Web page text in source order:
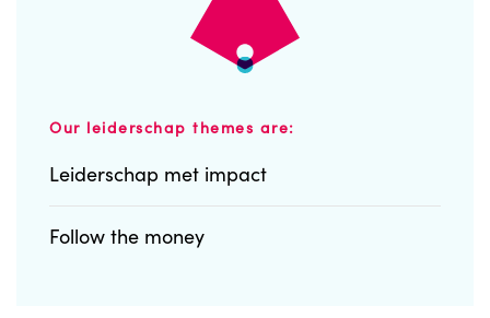
Our leiderschap themes are:
Leiderschap met impact
Follow the money